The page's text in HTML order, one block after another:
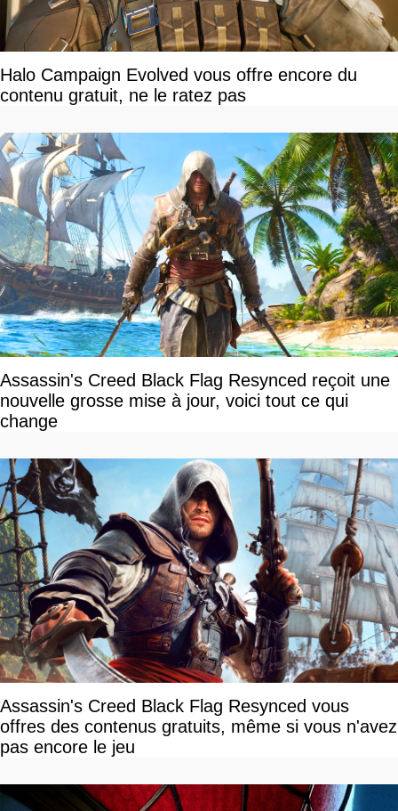
Halo Campaign Evolved vous offre encore du
contenu gratuit, ne le ratez pas
Assassin's Creed Black Flag Resynced reçoit une
nouvelle grosse mise à jour, voici tout ce qui
change
Assassin's Creed Black Flag Resynced vous
offres des contenus gratuits, même si vous n'avez
pas encore le jeu